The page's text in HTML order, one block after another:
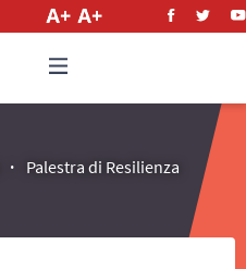
Palestra di Resilienza